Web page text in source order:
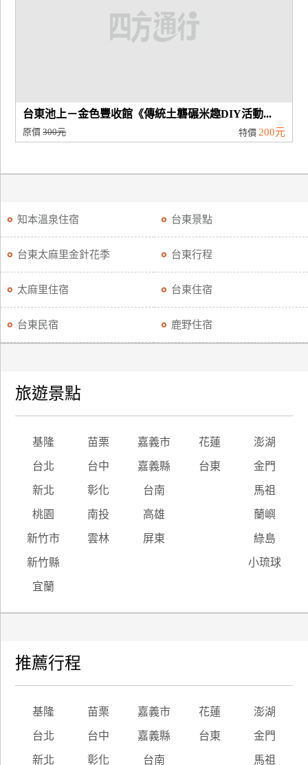
台東池上－金色豐收館《傳統土礱碾米趣DIY活動...
原價300元 特價 200元
知本溫泉住宿 台東景點
台東太麻里金針花季 台東行程
太麻里住宿 台東住宿
台東民宿 鹿野住宿
旅遊景點
基隆 苗栗 嘉義市 花蓮 澎湖
台北 台中 嘉義縣 台東 金門
新北 彰化 台南 馬祖
桃園 南投 高雄 蘭嶼
新竹市 雲林 屏東 綠島
新竹縣 小琉球
宜蘭
推薦行程
基隆 苗栗 嘉義市 花蓮 澎湖
台北 台中 嘉義縣 台東 金門
新北 彰化 台南 馬祖